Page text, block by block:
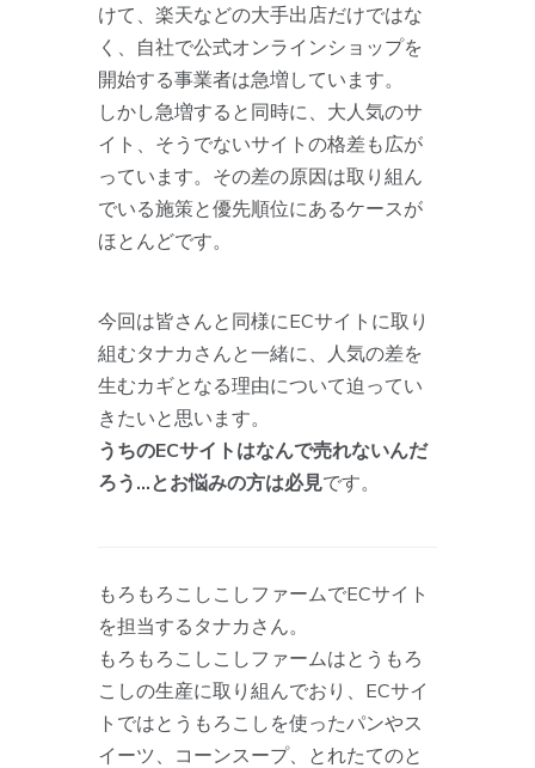
けて、楽天などの大手出店だけではな
く、自社で公式オンラインショップを
開始する事業者は急増しています。
しかし急増すると同時に、大人気のサ
イト、そうでないサイトの格差も広が
っています。その差の原因は取り組ん
でいる施策と優先順位にあるケースが
ほとんどです。
今回は皆さんと同様にECサイトに取り
組むタナカさんと一緒に、人気の差を
生むカギとなる理由について迫ってい
きたいと思います。
うちのECサイトはなんで売れないんだ
ろう…とお悩みの方は必見です。
もろもろこしこしファームでECサイト
を担当するタナカさん。
もろもろこしこしファームはとうもろ
こしの生産に取り組んでおり、ECサイ
トではとうもろこしを使ったパンやス
イーツ、コーンスープ、とれたてのと